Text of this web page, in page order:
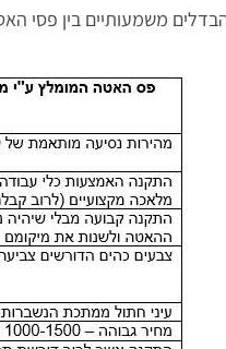
משמעותיים בין פסי